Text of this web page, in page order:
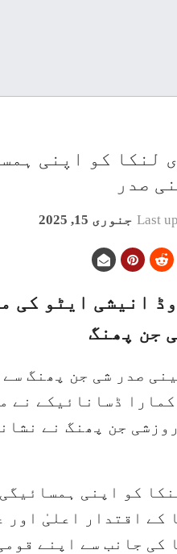
لنکا کو اپنی
صدر
Last جنوری 15, 2025
انیشی ایٹو کی
جن پھنگ
صدر شی جن پھنگ
ڈسانائیکے نے
جن پھنگ نے
کو اپنی
کے اقتدار اعلیٰ اور
کی جانب سے اپنے